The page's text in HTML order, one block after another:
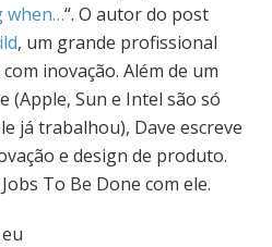
when…“. O autor do post
, um grande profissional
inovação. Além de um
(Apple, Sun e Intel são só
já trabalhou), Dave escreve
e design de produto.
To Be Done com ele.